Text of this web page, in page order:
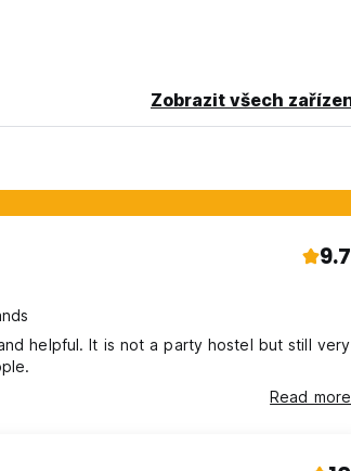
Zobrazit všech
9.7
helpful. It is not a party hostel but still very
Read more